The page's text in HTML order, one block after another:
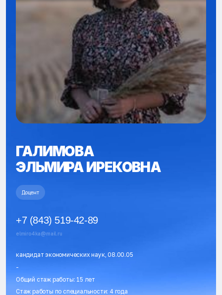
ГАЛИМОВА
ЭЛЬМИРА ИРЕКОВНА
Доцент
+7 (843) 519-42-89
elmiro4ka@mail.ru
кандидат экономических наук, 08.00.05
-
Общий стаж работы: 15 лет
Стаж работы по специальности: 4 года